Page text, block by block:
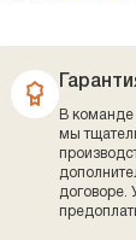
В команде
мы
договоре.